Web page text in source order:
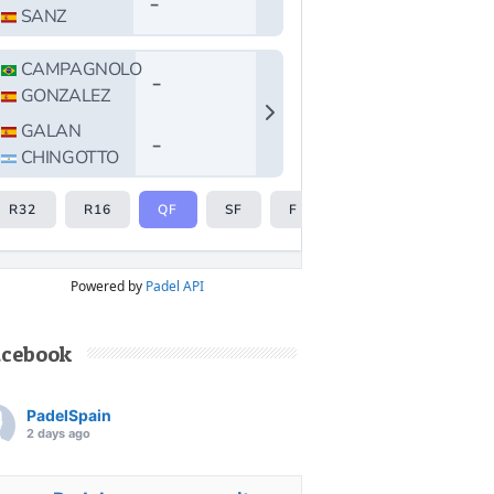
Powered by Padel API
PadelSpain
2 days ago